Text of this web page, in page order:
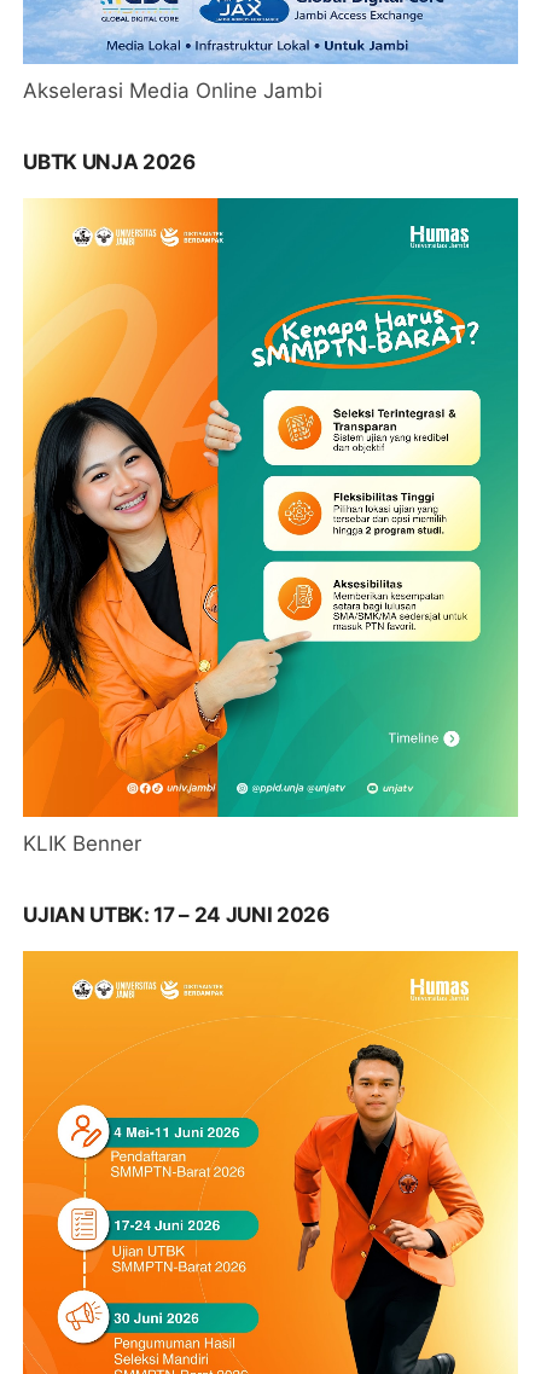
Akselerasi Media Online Jambi
UBTK UNJA 2026
KLIK Benner
UJIAN UTBK: 17 – 24 JUNI 2026